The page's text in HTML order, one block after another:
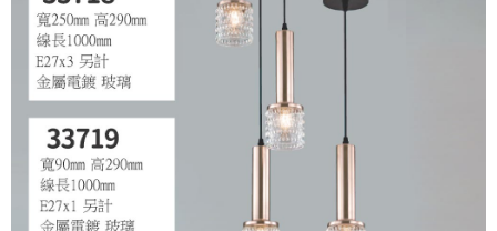
任。
４．使用「AFTEE先享後付」時，將依據個別帳號之用戶狀況，依本公司即
時審查核予不同之上限額度；若仍有額度不足之情形，本公司將視審查結果
請求用戶進行身份認證。
５．嚴禁一人註冊多個帳號或使用他人資訊註冊。若發現惡意使用之情形，
恩沛科技股份有限公司將有權停止該用戶之使用額度並採取法律行動。